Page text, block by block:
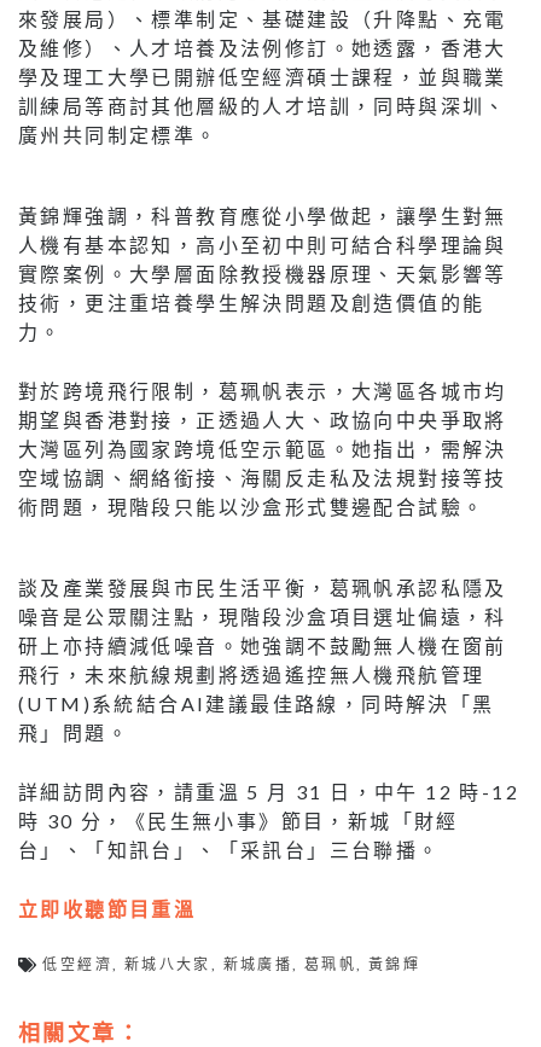
來發展局）、標準制定、基礎建設（升降點、充電
及維修）、人才培養及法例修訂。她透露，香港大
學及理工大學已開辦低空經濟碩士課程，並與職業
訓練局等商討其他層級的人才培訓，同時與深圳、
廣州共同制定標準。
黃錦輝強調，科普教育應從小學做起，讓學生對無
人機有基本認知，高小至初中則可結合科學理論與
實際案例。大學層面除教授機器原理、天氣影響等
技術，更注重培養學生解決問題及創造價值的能
力。
對於跨境飛行限制，葛珮帆表示，大灣區各城市均
期望與香港對接，正透過人大、政協向中央爭取將
大灣區列為國家跨境低空示範區。她指出，需解決
空域協調、網絡銜接、海關反走私及法規對接等技
術問題，現階段只能以沙盒形式雙邊配合試驗。
談及產業發展與市民生活平衡，葛珮帆承認私隱及
噪音是公眾關注點，現階段沙盒項目選址偏遠，科
研上亦持續減低噪音。她強調不鼓勵無人機在窗前
飛行，未來航線規劃將透過遙控無人機飛航管理
(UTM)系統結合AI建議最佳路線，同時解決「黑
飛」問題。
詳細訪問內容，請重溫 5 月 31 日，中午 12 時-12
時 30 分，《民生無小事》節目，新城「財經
台」、「知訊台」、「采訊台」三台聯播。
立即收聽節目重溫
低空經濟 新城八大家 新城廣播 ,葛珮帆 ,黃錦輝
相關文章：